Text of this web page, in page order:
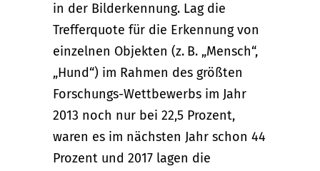
in der Bilderkennung. Lag die
Trefferquote für die Erkennung von
einzelnen Objekten (z. B. „Mensch“,
„Hund“) im Rahmen des größten
Forschungs-Wettbewerbs im Jahr
2013 noch nur bei 22,5 Prozent,
waren es im nächsten Jahr schon 44
Prozent und 2017 lagen die